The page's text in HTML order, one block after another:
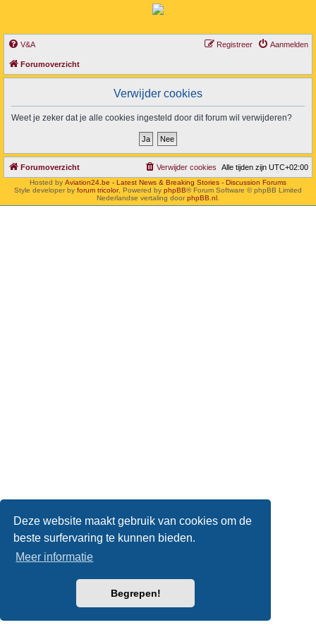
Deze website maakt gebruik van cookies om de
beste surfervaring te kunnen bieden.
Meer informatie
Begrepen!
V&A Aanmelden
Registreer
Forumoverzicht
Verwijder cookies
Weet je zeker dat je alle cookies ingesteld door dit forum wil verwijderen?
Forumoverzicht Alle tijden zijn UTC+02:00
Verwijder cookies
Hosted by Aviation24.be - Latest News & Breaking Stories - Discussion Forums
Style developer by forum tricolor, Powered by phpBB® Forum Software © phpBB Limited
Nederlandse vertaling doorphpBB.nl